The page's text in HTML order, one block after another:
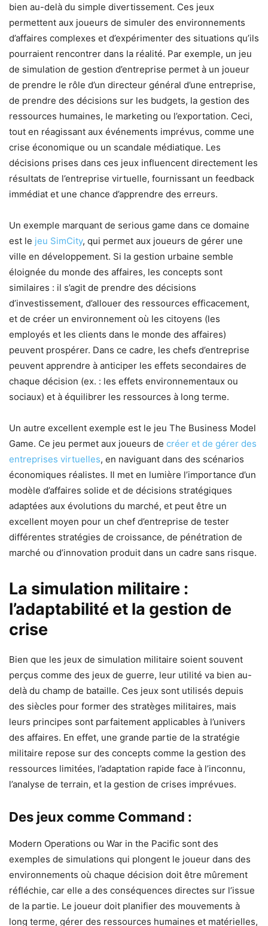
bien au-delà du simple divertissement. Ces jeux
permettent aux joueurs de simuler des environnements
d’affaires complexes et d’expérimenter des situations qu’ils
pourraient rencontrer dans la réalité. Par exemple, un jeu
de simulation de gestion d’entreprise permet à un joueur
de prendre le rôle d’un directeur général d’une entreprise,
de prendre des décisions sur les budgets, la gestion des
ressources humaines, le marketing ou l’exportation. Ceci,
tout en réagissant aux événements imprévus, comme une
crise économique ou un scandale médiatique. Les
décisions prises dans ces jeux influencent directement les
résultats de l’entreprise virtuelle, fournissant un feedback
immédiat et une chance d’apprendre des erreurs.
Un exemple marquant de serious game dans ce domaine
est le jeu SimCity, qui permet aux joueurs de gérer une
ville en développement. Si la gestion urbaine semble
éloignée du monde des affaires, les concepts sont
similaires : il s’agit de prendre des décisions
d’investissement, d’allouer des ressources efficacement,
et de créer un environnement où les citoyens (les
employés et les clients dans le monde des affaires)
peuvent prospérer. Dans ce cadre, les chefs d’entreprise
peuvent apprendre à anticiper les effets secondaires de
chaque décision (ex. : les effets environnementaux ou
sociaux) et à équilibrer les ressources à long terme.
Un autre excellent exemple est le jeu The Business Model
Game. Ce jeu permet aux joueurs de créer et de gérer des
entreprises virtuelles, en naviguant dans des scénarios
économiques réalistes. Il met en lumière l’importance d’un
modèle d’affaires solide et de décisions stratégiques
adaptées aux évolutions du marché, et peut être un
excellent moyen pour un chef d’entreprise de tester
différentes stratégies de croissance, de pénétration de
marché ou d’innovation produit dans un cadre sans risque.
La simulation militaire :
l’adaptabilité et la gestion de
crise
Bien que les jeux de simulation militaire soient souvent
perçus comme des jeux de guerre, leur utilité va bien au-
delà du champ de bataille. Ces jeux sont utilisés depuis
des siècles pour former des stratèges militaires, mais
leurs principes sont parfaitement applicables à l’univers
des affaires. En effet, une grande partie de la stratégie
militaire repose sur des concepts comme la gestion des
ressources limitées, l’adaptation rapide face à l’inconnu,
l’analyse de terrain, et la gestion de crises imprévues.
Des jeux comme Command :
Modern Operations ou War in the Pacific sont des
exemples de simulations qui plongent le joueur dans des
environnements où chaque décision doit être mûrement
réfléchie, car elle a des conséquences directes sur l’issue
de la partie. Le joueur doit planifier des mouvements à
long terme, gérer des ressources humaines et matérielles,